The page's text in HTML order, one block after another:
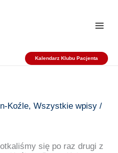
Kalendarz Klubu Pacjenta
Koźle, Wszystkie wpisy /
się po raz drugi z